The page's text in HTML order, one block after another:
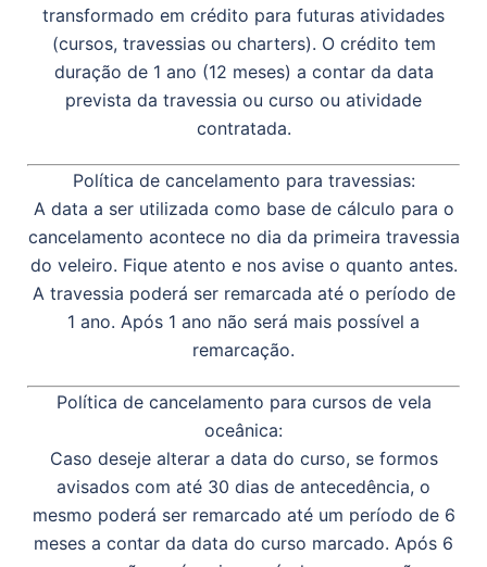
transformado em crédito para futuras atividades
(cursos, travessias ou charters). O crédito tem
duração de 1 ano (12 meses) a contar da data
prevista da travessia ou curso ou atividade
contratada.
Política de cancelamento para travessias:
A data a ser utilizada como base de cálculo para o
cancelamento acontece no dia da primeira travessia
do veleiro. Fique atento e nos avise o quanto antes.
A travessia poderá ser remarcada até o período de
1 ano. Após 1 ano não será mais possível a
remarcação.
Política de cancelamento para cursos de vela
oceânica:
Caso deseje alterar a data do curso, se formos
avisados com até 30 dias de antecedência, o
mesmo poderá ser remarcado até um período de 6
meses a contar da data do curso marcado. Após 6